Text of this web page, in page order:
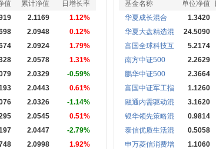
值 累计净值
日增长率
2.1169
1.12%
2.0948
0.12%
2.0924
1.79%
2.0578
1.31%
2.0329
-0.59%
2.0443
0.61%
2.0326
-1.14%
2.0545
0.51%
2.0447
-2.79%
2.0998
1.92%
基金名称 单位净值
华夏成长混合
1.3420
华夏大盘精选混
24.5090
富国全球科技互
5.2174
南方中证500
2.2629
鹏华中证500
2.3664
富国中证军工指
1.1260
融通内需驱动混
3.1620
银华领先策略混
0.9814
泰信优质生活混
0.5058
申万菱信消费增
1.1060